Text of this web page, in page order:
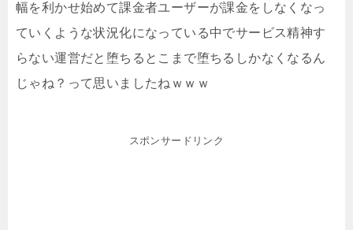
幅を利かせ始めて課金者ユーザーが課金をしなくなっ
ていくような状況化になっている中でサービス精神す
らない運営だと堕ちるとこまで堕ちるしかなくなるん
じゃね？って思いましたねｗｗｗ
スポンサードリンク